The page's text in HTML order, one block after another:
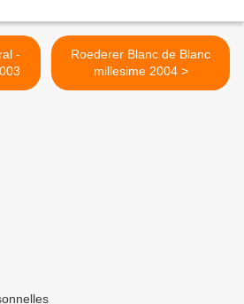
Roederer Blanc de Blanc
millesime 2004 >